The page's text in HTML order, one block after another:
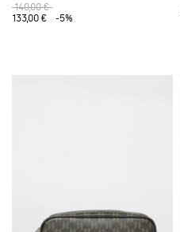
140,00 €
133,00 €
-5%